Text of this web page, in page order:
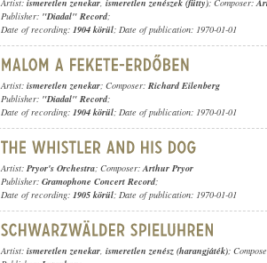
Artist: ismeretlen zenekar, ismeretlen zenészek (fütty); Composer:
Publisher: "Diadal" Record;
Date of recording: 1904 körül; Date of publication: 1970-01-01
Artist: ismeretlen zenekar; Composer: Richard Eilenberg
Publisher: "Diadal" Record;
Date of recording: 1904 körül; Date of publication: 1970-01-01
Artist: Pryor's Orchestra; Composer:Arthur Pryor
Publisher: Gramophone Concert Record;
Date of recording: 1905 körül; Date of publication: 1970-01-01
Artist: ismeretlen zenekar, ismeretlen zenész (harangjáték);